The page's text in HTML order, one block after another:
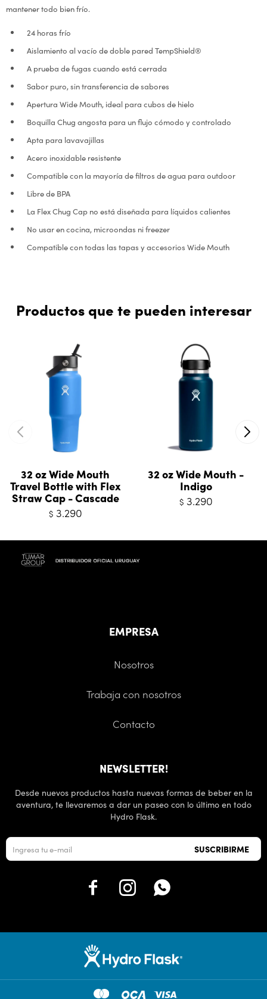
mantener todo bien frío.
24 horas frío
Aislamiento al vacío de doble pared TempShield®
A prueba de fugas cuando está cerrada
Sabor puro, sin transferencia de sabores
Apertura Wide Mouth, ideal para cubos de hielo
Boquilla Chug angosta para un flujo cómodo y controlado
Apta para lavavajillas
Acero inoxidable resistente
Compatible con la mayoría de filtros de agua para outdoor
Libre de BPA
La Flex Chug Cap no está diseñada para líquidos calientes
No usar en cocina, microondas ni freezer
Compatible con todas las tapas y accesorios Wide Mouth
Productos que te pueden interesar
32 oz Wide Mouth
Travel Bottle with Flex
Straw Cap - Cascade
$ 3.290
32 oz Wide Mouth -
Indigo
$ 3.290
EMPRESA
Nosotros
Trabaja con nosotros
Contacto
NEWSLETTER!
Desde nuevos productos hasta nuevas formas de beber en la
aventura, te llevaremos a dar un paseo con lo último en todo
Hydro Flask.
SUSCRIBIRME
  